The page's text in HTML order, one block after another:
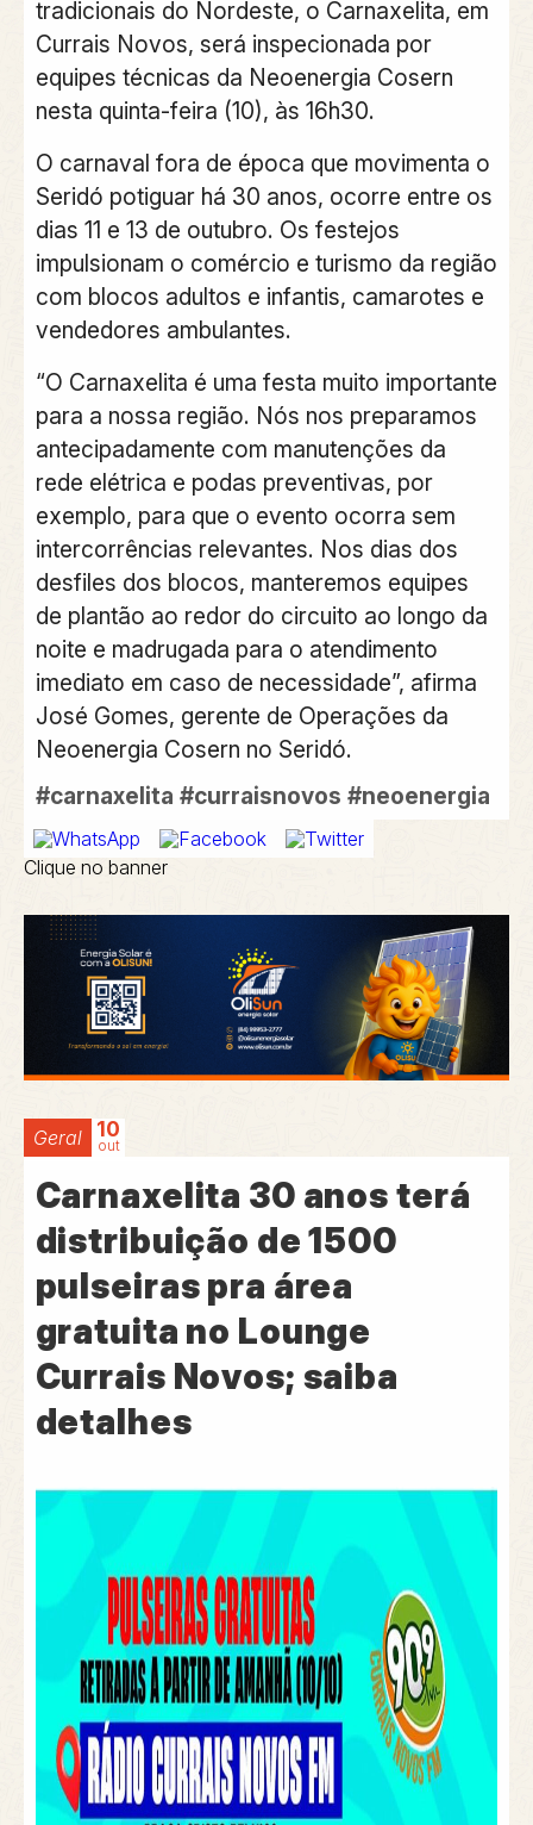
tradicionais do Nordeste, o Carnaxelita, em
Currais Novos, será inspecionada por
equipes técnicas da Neoenergia Cosern
nesta quinta-feira (10), às 16h30.
O carnaval fora de época que movimenta o
Seridó potiguar há 30 anos, ocorre entre os
dias 11 e 13 de outubro. Os festejos
impulsionam o comércio e turismo da região
com blocos adultos e infantis, camarotes e
vendedores ambulantes.
“O Carnaxelita é uma festa muito importante
para a nossa região. Nós nos preparamos
antecipadamente com manutenções da
rede elétrica e podas preventivas, por
exemplo, para que o evento ocorra sem
intercorrências relevantes. Nos dias dos
desfiles dos blocos, manteremos equipes
de plantão ao redor do circuito ao longo da
noite e madrugada para o atendimento
imediato em caso de necessidade”, afirma
José Gomes, gerente de Operações da
Neoenergia Cosern no Seridó.
#carnaxelita #curraisnovos #neoenergia
Clique no banner
Geral 10
out
Carnaxelita 30 anos terá
distribuição de 1500
pulseiras pra área
gratuita no Lounge
Currais Novos; saiba
detalhes